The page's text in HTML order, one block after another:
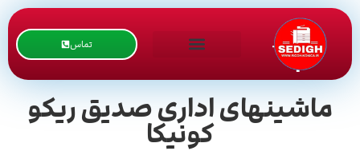
تماس
ماشینهای اداری صدیق ریکو
کونیکا